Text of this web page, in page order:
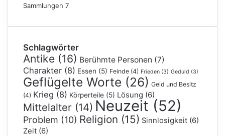
Sammlungen 7
Schlagwörter
Antike (16) Berühmte Personen (7)
Charakter (8) Essen (5) Feinde (4) Frieden (3) Geduld (3)
Geflügelte Worte (26) Geld und Besitz
(4) Krieg (8) Körperteile (5) Lösung (6)
Mittelalter (14) Neuzeit (52)
Problem (10) Religion (15) Sinnlosigkeit (6)
Zeit (6)